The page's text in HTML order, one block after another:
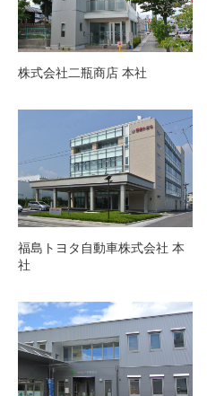
株式会社二瓶商店 本社
福島トヨタ自動車株式会社 本
社